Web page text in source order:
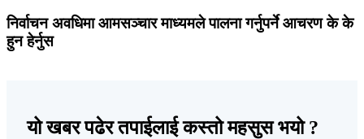
निर्वाचन अवधिमा आमसञ्चार माध्यमले पालना गर्नुपर्ने आचरण के के
हुन हेर्नुस
यो खबर पढेर तपाईलाई कस्तो महसुस भयो ?